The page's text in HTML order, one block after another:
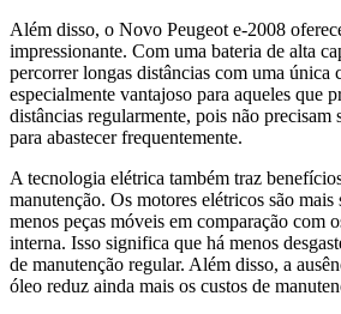
Além disso, o Novo Peugeot e-2008
impressionante. Com uma bateria de alta
percorrer longas distâncias com uma única
especialmente vantajoso para aqueles que
distâncias regularmente, pois não precisam
para abastecer frequentemente.
A tecnologia elétrica também traz
manutenção. Os motores elétricos são mais
menos peças móveis em comparação com
interna. Isso significa que há menos
de manutenção regular. Além disso, a
óleo reduz ainda mais os custos de